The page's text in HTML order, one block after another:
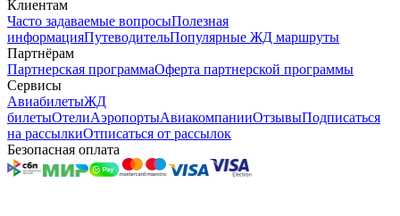
Клиентам
Часто задаваемые вопросыПолезная
информацияПутеводительПопулярные ЖД маршруты
Партнёрам
Партнерская программаОферта партнерской программы
Сервисы
АвиабилетыЖД
билетыОтелиАэропортыАвиакомпанииОтзывыПодписаться
на рассылкиОтписаться от рассылок
Безопасная оплата